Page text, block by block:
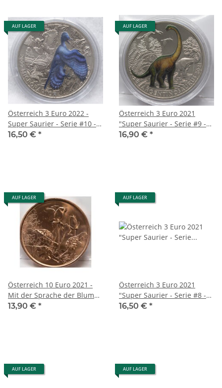
AUF LAGER
Österreich 3 Euro 2022 -
Super Saurier - Serie #10 -
Microraptor Gui
16,50 € *
AUF LAGER
Österreich 3 Euro 2021
"Super Saurier - Serie #9 -
Argentinosaurus
16,90 € *
AUF LAGER
Österreich 10 Euro 2021 -
Mit der Sprache der Blumen
#1 - Die Rose - Kupfer
13,90 € *
AUF LAGER
Österreich 3 Euro 2021
"Super Saurier - Serie #8 -
Styracosaurus Albertensis"
16,50 € *
AUF LAGER AUF LAGER